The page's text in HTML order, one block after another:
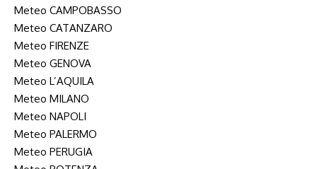
Meteo CAMPOBASSO
Meteo CATANZARO
Meteo FIRENZE
Meteo GENOVA
Meteo L’AQUILA
Meteo MILANO
Meteo NAPOLI
Meteo PALERMO
Meteo PERUGIA